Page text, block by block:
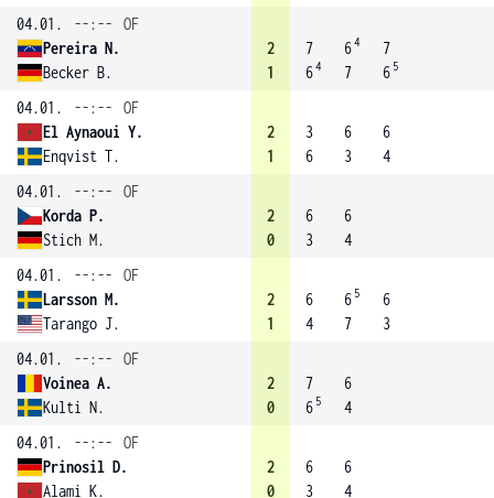
04.01.
--:--
OF
Pereira N.
Becker B.
2
1
7
64
64
7
7
6 5
04.01. --:--
OF
El Aynaoui Y.
Enqvist T.
2
1
3
6
6
3
6
4
04.01.
--:--
OF
Korda P.
Stich M.
2
0
6
3
6
4
04.01.
--:--
OF
Larsson M.
Tarango J.
2
1
6
4
6 5
7
6
3
04.01.
--:--
OF
Voinea A.
Kulti N.
2
0
7
6 5
6
4
04.01.
--:--
OF
Prinosil D.
Alami K.
2
0
6
3
6
4